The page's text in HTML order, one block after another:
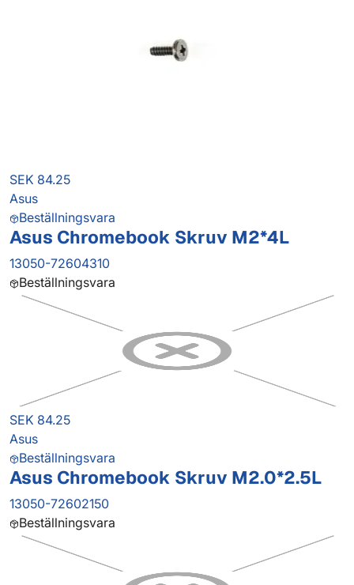
SEK 84.25
Asus
Beställningsvara
Asus Chromebook Skruv M2*4L
13050-72604310
Beställningsvara
SEK 84.25
Asus
Beställningsvara
Asus Chromebook Skruv M2.0*2.5L
13050-72602150
Beställningsvara